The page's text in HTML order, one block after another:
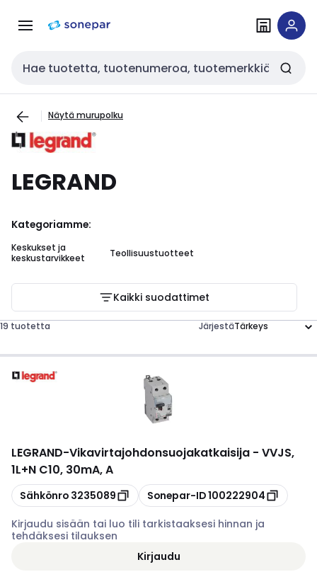
navigointiinsisältöön
Haku
Näytä murupolku
LEGRAND
Kategoriamme:
Keskukset ja
keskustarvikkeet
Teollisuustuotteet
Kaikki suodattimet
19 tuotetta Järjestä
LEGRAND-Vikavirtajohdonsuojakatkaisija - VVJS,
1L+N C10, 30mA, A
Kopioi
Sähkönro 3235089 Kopioi
Sonepar-ID100222904
Kirjaudu sisään tai luo tili tarkistaaksesi hinnan ja
tehdäksesi tilauksen
Kirjaudu